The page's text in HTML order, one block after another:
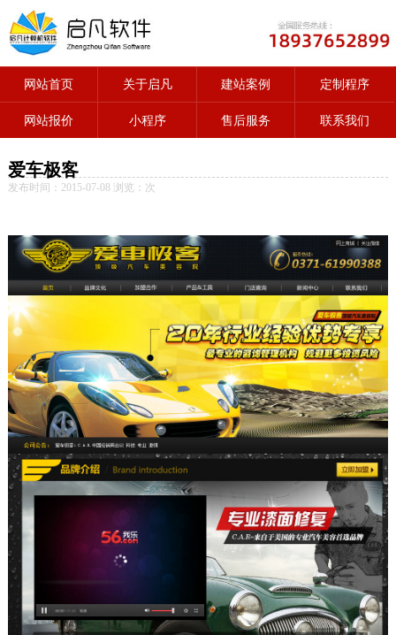
网站首页 关于启凡 建站案例 定制程序
网站报价 小程序 售后服务 联系我们
爱车极客
发布时间：2015-07-08 浏览： 次